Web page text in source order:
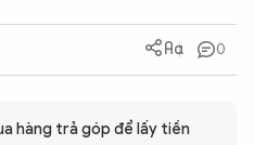
0
hàng trả góp để lấy tiền